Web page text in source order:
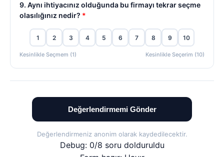
9. Aynı ihtiyacınız olduğunda bu firmayı tekrar seçme
olasılığınız nedir? *
1 2 3 4 5 6 7 8 9 10
Kesinlikle Seçmem (1) Kesinlikle Seçerim (10)
Değerlendirmemi Gönder
Değerlendirmeniz anonim olarak kaydedilecektir.
Debug: 0/8 soru dolduruldu